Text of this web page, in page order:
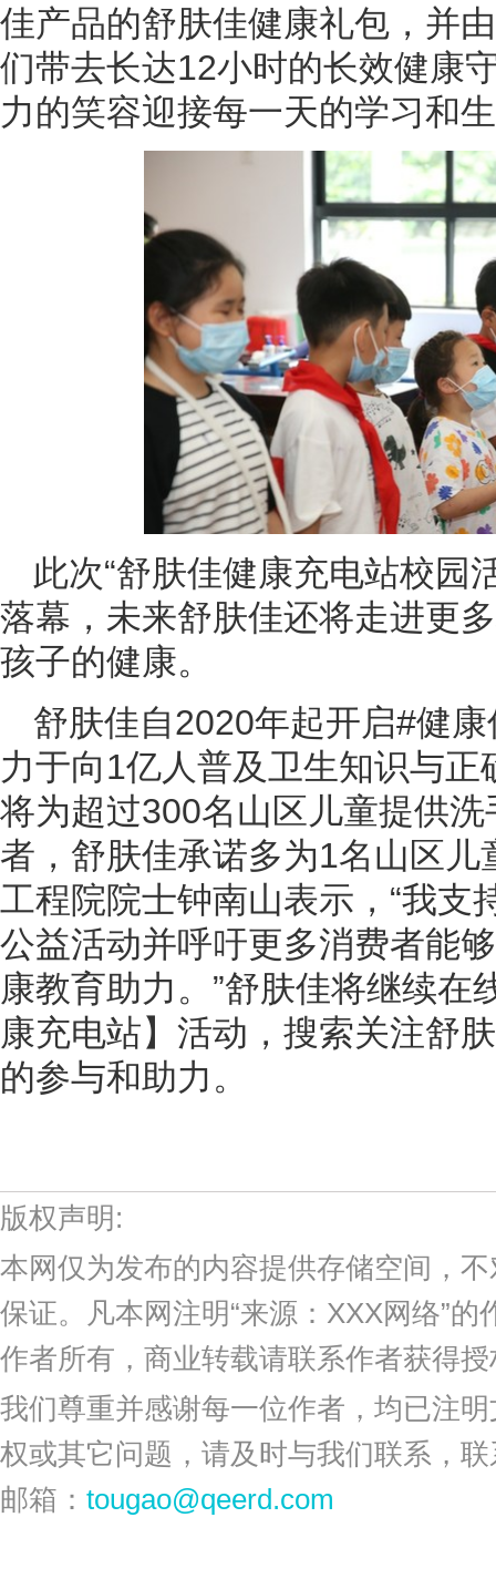
佳产品的舒肤佳健康礼包，并
们带去长达12小时的长效健康
力的笑容迎接每一天的学习和
此次“舒肤佳健康充电站校园
落幕，未来舒肤佳还将走进更
孩子的健康。
舒肤佳自2020年起开启#健
力于向1亿人普及卫生知识与
将为超过300名山区儿童提供
者，舒肤佳承诺多为1名山区
工程院院士钟南山表示，“我支
公益活动并呼吁更多消费者能
康教育助力。”舒肤佳将继续
康充电站】活动，搜索关注舒
的参与和助力。
版权声明:
本网仅为发布的内容提供存储空间，
保证。凡本网注明“来源：XXX网络”
作者所有，商业转载请联系作者获得
我们尊重并感谢每一位作者，均已注
权或其它问题，请及时与我们联系，
邮箱： tougao@qeerd.com